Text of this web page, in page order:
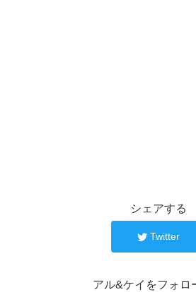
シェアする
Twitter
アル&ケイをフォロ